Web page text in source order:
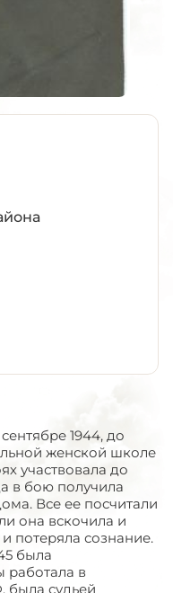
1944, до
женской школе
участвовала до
в бою получила
Все ее посчитали
она вскочила и
потеряла сознание.
была
работала в
судьей